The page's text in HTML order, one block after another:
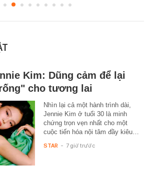
Kim: Dũng cảm để lại
cho tương lai
Nhìn lại cả một hành trình dài,
Jennie Kim ở tuổi 30 là minh
chứng trọn vẹn nhất cho một
cuộc tiến hóa nội tâm đầy kiêu…
STAR - 7 giờ trước